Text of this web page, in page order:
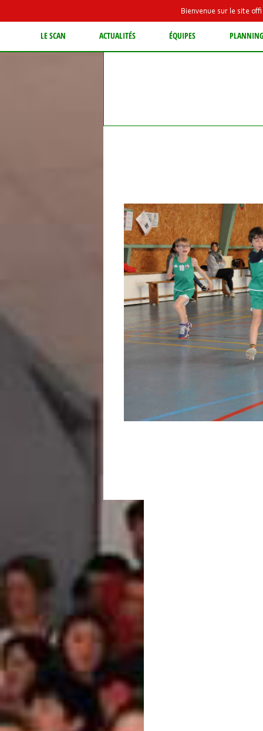
Bienvenue sur le site
LE SCAN ACTUALITÉS ÉQUIPES